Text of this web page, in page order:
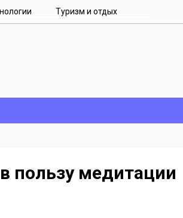
Туризм и отдых
пользу медитации